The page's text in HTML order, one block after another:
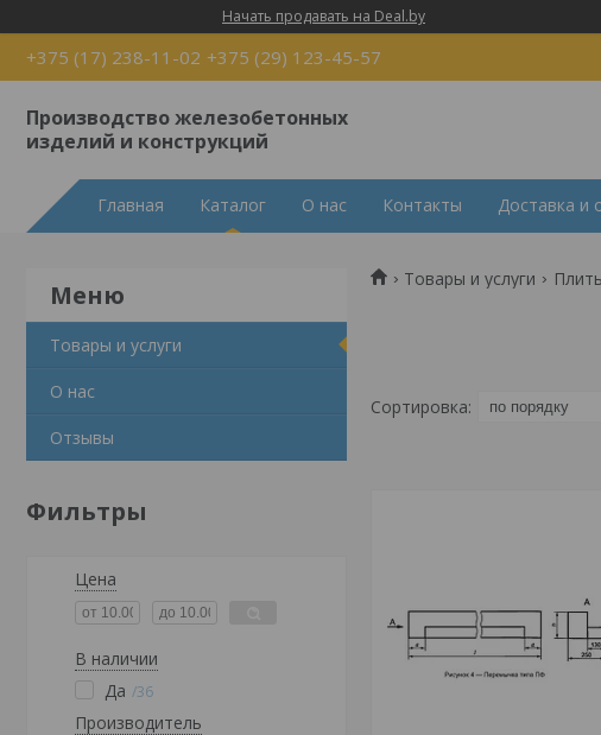
Начать продавать на Deal.by
+375 (17) 238-11-02 +375 (29) 123-45-57
Производство железобетонных
изделий и конструкций
Главная Каталог О нас Контакты Доставка и
Товары и услуги
О нас
Отзывы
Фильтры
Цена
В наличии
Да
36
Производитель
Товары и услуги